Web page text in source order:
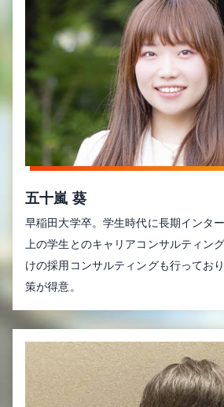
五十嵐 葵
早稲田大学卒。学生時代に長期インタ
上の学生とのキャリアコンサルティン
けの採用コンサルティングも行ってお
策が得意。